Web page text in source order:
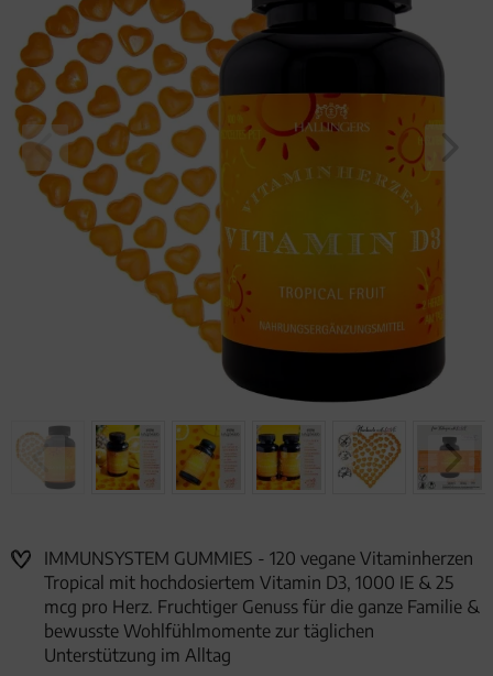
IMMUNSYSTEM GUMMIES - 120 vegane Vitaminherzen
Tropical mit hochdosiertem Vitamin D3, 1000 IE & 25
mcg pro Herz. Fruchtiger Genuss für die ganze Familie &
bewusste Wohlfühlmomente zur täglichen
Unterstützung im Alltag
Geburtstag
Bayern